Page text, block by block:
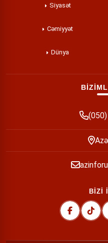
Siyasət
Cəmiyyət
Dünya
BİZİ